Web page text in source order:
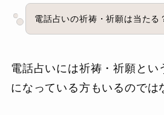
電話占いの祈祷・祈願は当たる
電話占いには祈祷・祈願とい
になっている方もいるのでは